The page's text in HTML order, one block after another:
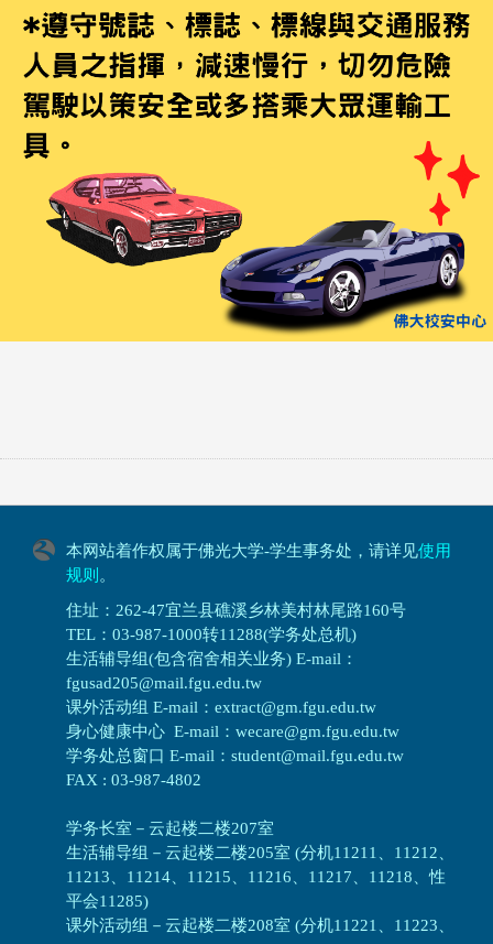
本网站着作权属于佛光大学-学生事务处，请详见使用
规则 。
住址：262-47宜兰县礁溪乡林美村林尾路160号
TEL：03-987-1000转11288(学务处总机)
生活辅导组(包含宿舍相关业务) E-mail：
fgusad205@mail.fgu.edu.tw
课外活动组 E-mail：extract@gm.fgu.edu.tw
身心健康中心 E-mail：wecare@gm.fgu.edu.tw
学务处总窗口 E-mail：student@mail.fgu.edu.tw
FAX : 03-987-4802
学务长室－云起楼二楼207室
生活辅导组 － 云起楼二楼205室 (分机11211、11212、
11213、11214、11215、11216、11217、11218、性
平会11285)
课外活动组 － 云起楼二楼208室 (分机11221、11223、